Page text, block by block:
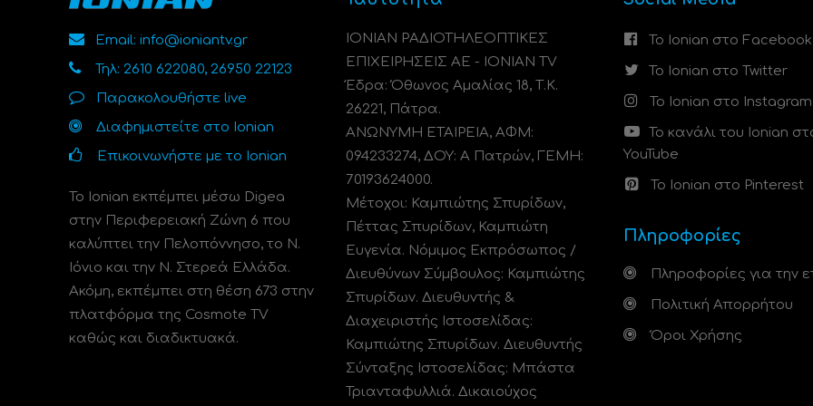
Email: info@ioniantv.gr
Τηλ: 2610 622080, 26950 22123
Παρακολουθήστε live
Διαφημιστείτε στο Ionian
Επικοινωνήστε με το Ionian
Το Ionian εκπέμπει μέσω Digea
στην Περιφερειακή Ζώνη 6 που
καλύπτει την Πελοπόννησο, το N.
Ιόνιο και την Ν. Στερεά Ελλάδα.
Ακόμη, εκπέμπει στη θέση 673 στην
πλατφόρμα της Cosmote TV
καθώς και διαδικτυακά.
ΙΟΝΙΑΝ ΡΑΔΙΟΤΗΛΕΟΠΤΙΚΕΣ
ΕΠΙΧΕΙΡΗΣΕΙΣ ΑΕ - IONIAN TV
Έδρα: Όθωνος Αμαλίας 18, Τ.Κ.
26221, Πάτρα.
ΑΝΩΝΥΜΗ ΕΤΑΙΡΕΙΑ, ΑΦΜ:
094233274, ΔΟΥ: A Πατρών, ΓΕΜΗ:
70193624000.
Μέτοχοι: Καμπιώτης Σπυρίδων,
Πέττας Σπυρίδων, Καμπιώτη
Ευγενία. Νόμιμος Εκπρόσωπος /
Διευθύνων Σύμβουλος: Καμπιώτης
Σπυρίδων. Διευθυντής &
Διαχειριστής Ιστοσελίδας:
Καμπιώτης Σπυρίδων. Διευθυντής
Σύνταξης Ιστοσελίδας: Μπάστα
Τριανταφυλλιά. Δικαιούχος
Το Ionian στο Facebook
Το Ionian στο Twitter
Το Ionian στο Instagram
Το κανάλι του Ionian
YouTube
Το Ionian στο Pinterest
Πληροφορίες
Πληροφορίες για την
Πολιτική Απορρήτου
Όροι Χρήσης